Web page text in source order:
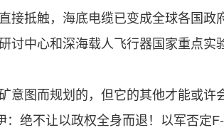
抵触，海底电缆已变成全球各国政
中心和深海载人飞行器国家重点实
图而规划的，但它的其他才能或许
绝不让以政权全身而退！以军否定